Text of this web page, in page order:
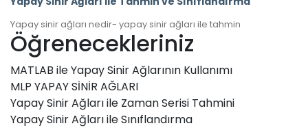
Yapay sinir ağları nedir- yapay sinir ağları ile tahmin
Öğrenecekleriniz
MATLAB ile Yapay Sinir Ağlarının Kullanımı
MLP YAPAY SİNİR AĞLARI
Yapay Sinir Ağları ile Zaman Serisi Tahmini
Yapay Sinir Ağları ile Sınıflandırma